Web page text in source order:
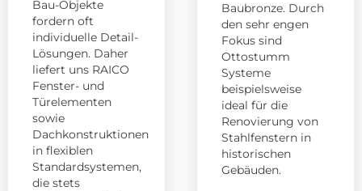
Bau-Objekte
fordern oft
individuelle Detail-
Lösungen. Daher
liefert uns RAICO
Fenster- und
Türelementen
sowie
Dachkonstruktionen
in flexiblen
Standardsystemen,
die stets
Baubronze. Durch
den sehr engen
Fokus sind
Ottostumm
Systeme
beispielsweise
ideal für die
Renovierung von
Stahlfenstern in
historischen
Gebäuden.